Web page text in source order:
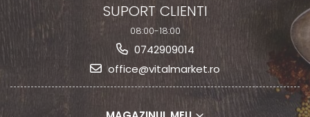
SUPORT CLIENTI
08:00-18:00
0742909014
office@vitalmarket.ro